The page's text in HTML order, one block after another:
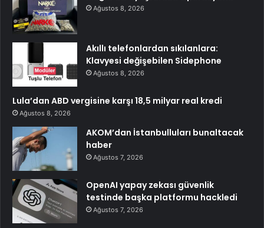
Ağustos 8, 2026
Akıllı telefonlardan sıkılanlara:
Klavyesi değişebilen Sidephone
Ağustos 8, 2026
Lula’dan ABD vergisine karşı 18,5 milyar real kredi
Ağustos 8, 2026
AKOM’dan İstanbulluları bunaltacak
haber
Ağustos 7, 2026
OpenAI yapay zekası güvenlik
testinde başka platformu hackledi
Ağustos 7, 2026